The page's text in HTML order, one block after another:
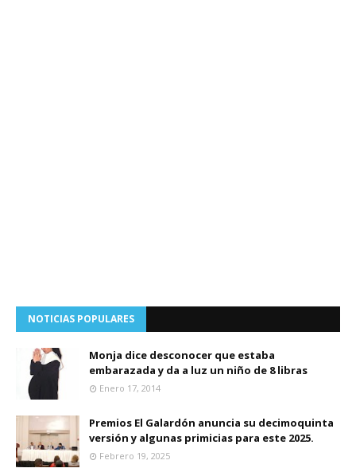
NOTICIAS POPULARES
Monja dice desconocer que estaba
embarazada y da a luz un niño de 8 libras
Enero 17, 2014
Premios El Galardón anuncia su decimoquinta
versión y algunas primicias para este 2025.
Febrero 19, 2025